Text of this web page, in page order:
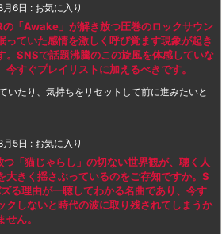
6日 : お気に入り
の「Awake」が解き放つ圧巻のロックサウン
っていた感情を激しく呼び覚ます現象が起き
。SNSで話題沸騰のこの旋風を体感していな
今すぐプレイリストに加えるべきです。
いたり、気持ちをリセットして前に進みたいと
5日 : お気に入り
「猫じゃらし」の切ない世界観が、聴く人
大きく揺さぶっているのをご存知ですか。S
る理由が一聴してわかる名曲であり、今す
クしないと時代の波に取り残されてしまうか
せん。